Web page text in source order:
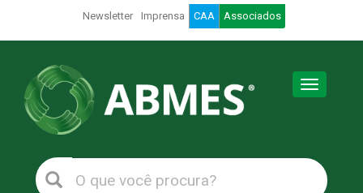
Newsletter Imprensa CAA Associados
Toggle